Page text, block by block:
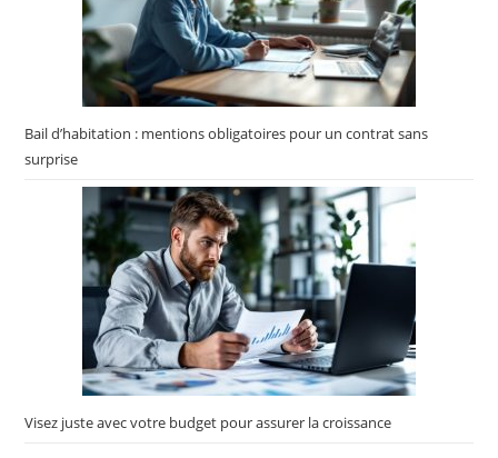
Bail d’habitation : mentions obligatoires pour un contrat sans
surprise
Visez juste avec votre budget pour assurer la croissance